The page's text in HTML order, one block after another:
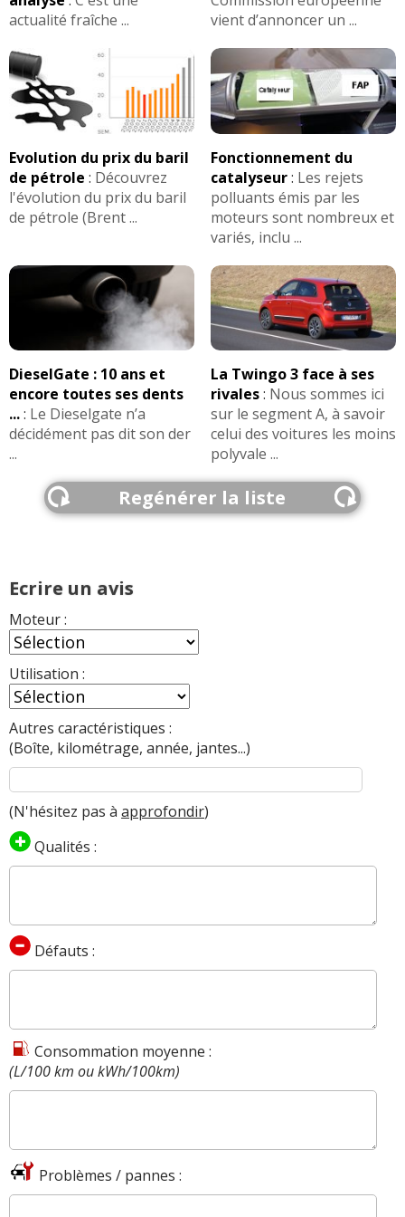
>>
+ d'INFOS sur la déclinaison1.6 dCi 130 ch >>
actualité fraîche ...
vient d’annoncer un ...
Evolution du prix du baril
de pétrole : Découvrez
l'évolution du prix du baril
de pétrole (Brent ...
Fonctionnement du
catalyseur: Les rejets
polluants émis par les
moteurs sont nombreux et
variés, inclu ...
DieselGate : 10 ans et
encore toutes ses dents
...: Le Dieselgate n’a
décidément pas dit son der
...
La Twingo 3 face à ses
rivales: Nous sommes ici
sur le segment A, à savoir
celui des voitures les moins
polyvale ...
Regénérer la liste
Ecrire un avis
Moteur :
Utilisation :
Autres caractéristiques :
(Boîte, kilométrage, année, jantes...)
(N'hésitez pas à approfondir)
Qualités :
Défauts :
Consommation moyenne :
(L/100 km ou kWh/100km)
Problèmes / pannes :